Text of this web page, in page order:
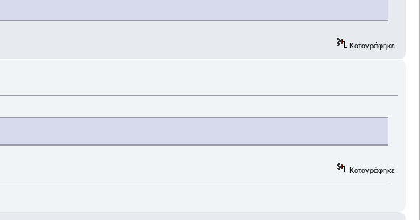
Καταγράφηκε
Καταγράφηκε